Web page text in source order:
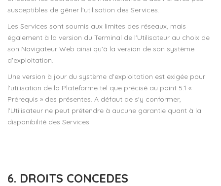
susceptibles de gêner l'utilisation des Services.
Les Services sont soumis aux limites des réseaux, mais
également à la version du Terminal de l'Utilisateur au choix de
son Navigateur Web ainsi qu'à la version de son système
d'exploitation.
Une version à jour du système d'exploitation est exigée pour
l'utilisation de la Plateforme tel que précisé au point 5.1 «
Prérequis » des présentes. A défaut de s'y conformer,
l'Utilisateur ne peut prétendre à aucune garantie quant à la
disponibilité des Services.
6. DROITS CONCEDES